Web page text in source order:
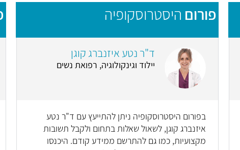
פורום היסטרוסקופיה
ד"ר נטע איזנברג קוגן
יילוד וגינקולוגיה, רפואת נשים
בפורום היסטרוסקופיה ניתן להתייעץ עם ד"ר נטע
איזנברג קוגן, לשאול שאלות בתחום ולקבל תשובות
מקצועיות, כמו גם להתרשם ממידע קודם. היכנסו